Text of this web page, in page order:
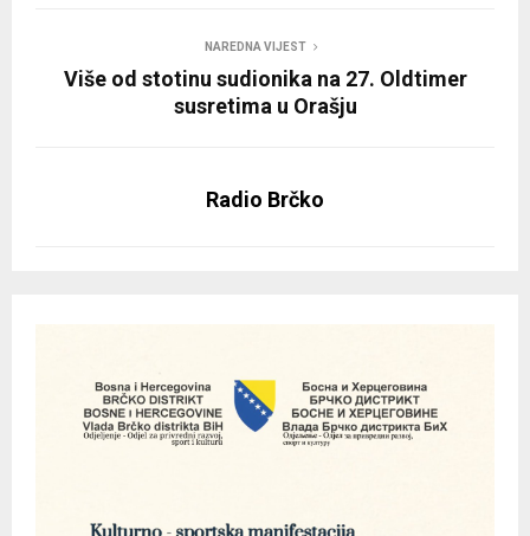
NAREDNA VIJEST
Više od stotinu sudionika na 27. Oldtimer
susretima u Orašju
Radio Brčko